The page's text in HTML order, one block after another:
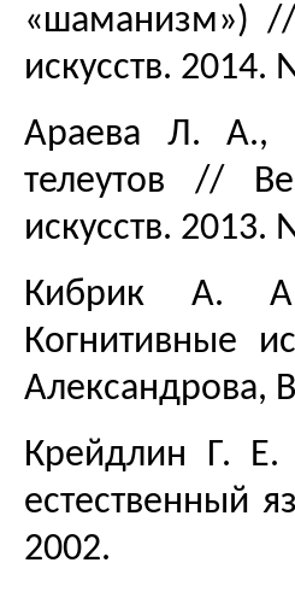
«шаманизм») //
искусств.
Араева Л. А.,
телеутов //
искусств.
Кибрик А. А.
Когнитивные
Александрова,
Крейдлин Г. Е.
естественный
2002.